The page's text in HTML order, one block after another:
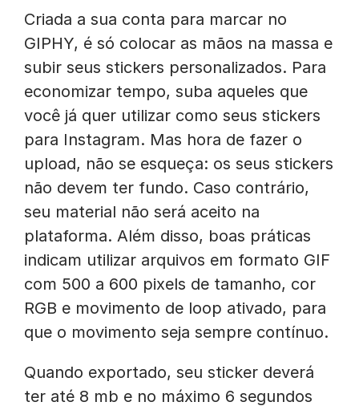
Criada a sua conta para marcar no
GIPHY, é só colocar as mãos na massa e
subir seus stickers personalizados. Para
economizar tempo, suba aqueles que
você já quer utilizar como seus stickers
para Instagram. Mas hora de fazer o
upload, não se esqueça: os seus stickers
não devem ter fundo. Caso contrário,
seu material não será aceito na
plataforma. Além disso, boas práticas
indicam utilizar arquivos em formato GIF
com 500 a 600 pixels de tamanho, cor
RGB e movimento de loop ativado, para
que o movimento seja sempre contínuo.
Quando exportado, seu sticker deverá
ter até 8 mb e no máximo 6 segundos